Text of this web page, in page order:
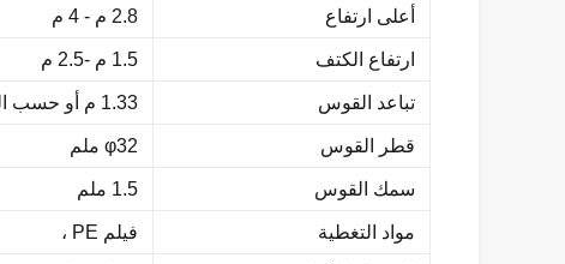
أعلى ارتفاع 2.8 م - 4 م
ارتفاع الكتف 1.5 م -2.5 م
تباعد القوس 1.33 م أو حسب الطلب
قطر القوس φ32 ملم
سمك القوس 1.5 ملم
مواد التغطية فيلم PE ،